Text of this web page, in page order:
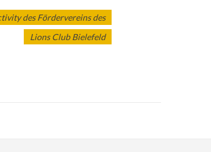
des Fördervereins des
Lions Club Bielefeld